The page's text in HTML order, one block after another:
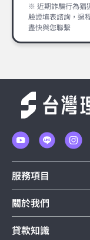
※ 近期詐騙行為猖
驗證填表諮詢，過
盡快與您聯繫
服務項目
關於我們
貸款知識